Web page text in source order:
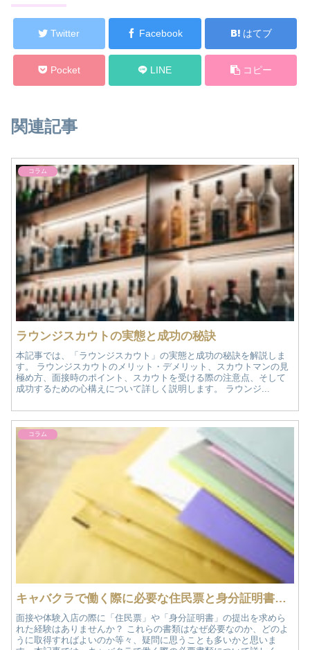
Twitter Facebook はてブ
Pocket LINE コピー
関連記事
コラム
ラウンジスカウトの実態と成功の秘訣
本記事では、「ラウンジスカウト」の実態と成功の秘訣を解説しま
す。 ラウンジスカウトのメリット・デメリット、スカウトマンの見
極め方、面接時のポイント、スカウトを受ける際の注意点、そして
成功するための心構えについて詳しく説明します。 ラウンジ...
コラム
キャバクラで働く際に必要な住民票と身分証明書のすべて
面接や体験入店の際に「住民票」や「身分証明書」の提出を求めら
れた経験はありませんか？ これらの書類はなぜ必要なのか、どのよ
うに取得すればよいのか等々、疑問に思うことも多いかと思いま